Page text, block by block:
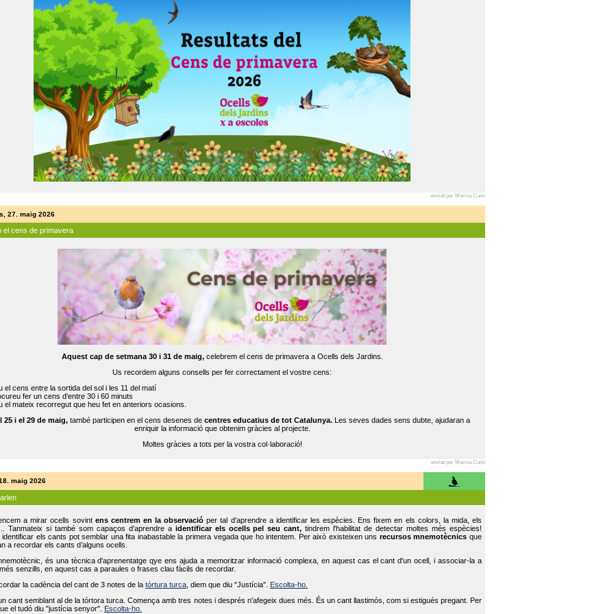
enviat per Marina Cuito
27. maig 2026
el cens de primavera
Aquest cap de setmana 30 i 31 de maig,celebrem el cens de primavera a Ocells dels Jardins.
Us recordem alguns consells per fer correctament el vostre cens:
el cens entre la sortida del sol i les 11 del matí
fer un cens d'entre 30 i 60 minuts
el mateix recorregut que heu fet en anteriors ocasions.
25 i el 29 de maig,també participen en el cens desenes de centres educatius de tot Catalunya.Les seves dades sens dubte, ajudaran a
enriquir la informació que obtenim gràcies al projecte.
Moltes gràcies a tots per la vostra col·laboració!
enviat per Marina Cuito
maig 2026
a mirar ocells sovint ens centrem en la observació per tal d’aprendre a identificar les espècies. Ens fixem en els colors, la mida, els
Tanmateix si també som capaços d’aprendre a identificar els ocells pel seu cant, tindrem l'habilitat de detectar moltes més espècies!
els cants pot semblar una fita inabastable la primera vegada que ho intentem. Per això existeixen uns recursos mnemotècnics que
a recordar els cants d’alguns ocells.
és una tècnica d'aprenentatge qye ens ajuda a memoritzar informació complexa, en aquest cas el cant d'un ocell, i associar-la a
senzills, en aquest cas a paraules o frases clau fàcils de recordar.
la cadència del cant de 3 notes de la tórtura turca , diem que diu "Justícia".
Escolta-ho.
cant semblant al de la tórtora turca. Comença amb tres notes i després n'afegeix dues més. És un cant llastimós, com si estigués pregant. Per
el tudó diu "justícia senyor".
Escolta-ho.